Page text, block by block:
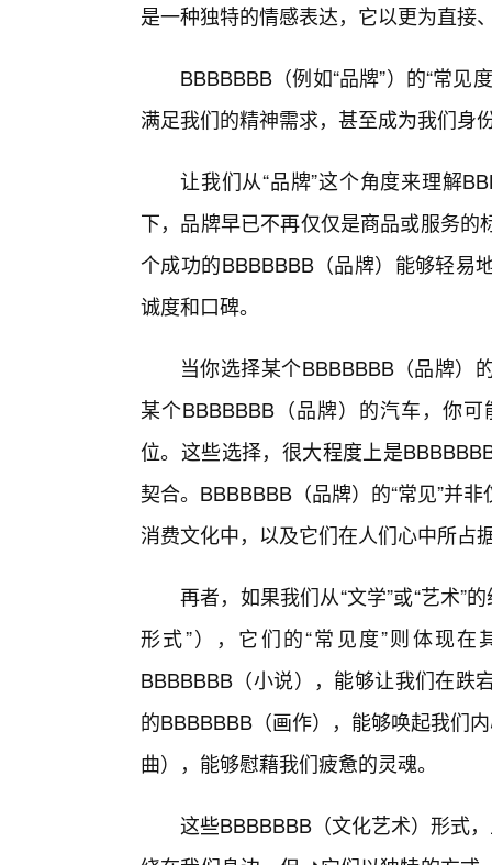
是一种独特的情感表达，它以更为直接
BBBBBBB（例如“品牌”）的“常见
满足我们的精神需求，甚至成为我们身
让我们从“品牌”这个角度来理解
下，品牌早已不再仅仅是商品或服务
个成功的BBBBBBB（品牌）能够轻易
诚度和口碑。
当你选择某个BBBBBBB（品牌）
某个BBBBBBB（品牌）的汽车，你
位。这些选择，很大程度上是
契合。BBBBBBB（品牌）的“常见”并
消费文化中，以及它们在人们心中所占
再者，如果我们从“文学”或“艺术”
形式”），它们的“常见度”则体现
BBBBBBB（小说），能够让我们在跌
的BBBBBBB（画作），能够唤起我们
曲），能够慰藉我们疲惫的灵魂。
这些BBBBBBB（文化艺术）形式